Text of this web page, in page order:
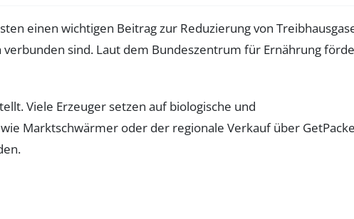
einen wichtigen Beitrag zur Reduzierung von
sind. Laut dem Bundeszentrum für Ernährung
Viele Erzeuger setzen auf biologische und
Marktschwärmer oder der regionale Verkauf über